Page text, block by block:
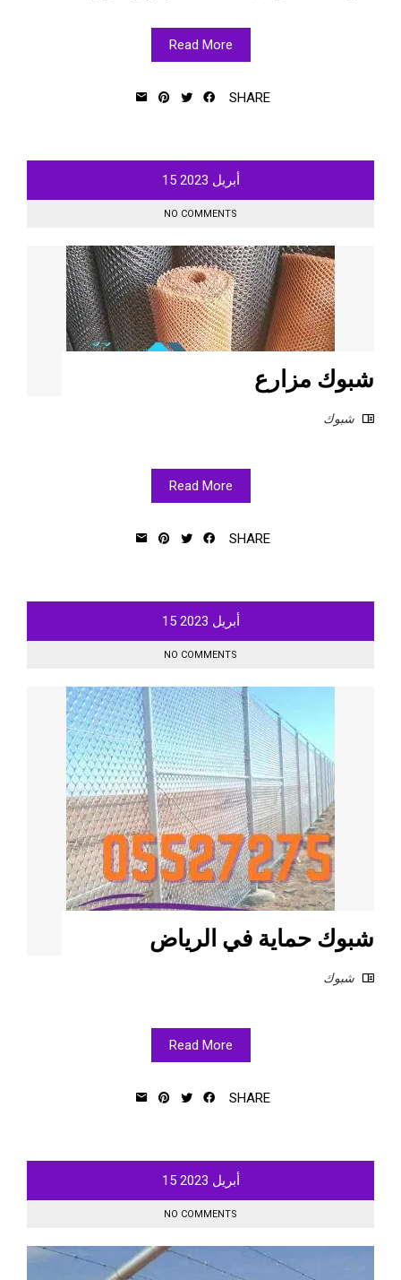
Read More
SHARE
أبريل 15 2023
NO COMMENTS
شبوك مزارع
شبوك
Read More
SHARE
أبريل 15 2023
NO COMMENTS
شبوك حماية في الرياض
شبوك
Read More
SHARE
أبريل 15 2023
NO COMMENTS